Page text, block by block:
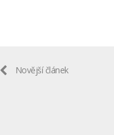
Novější článek